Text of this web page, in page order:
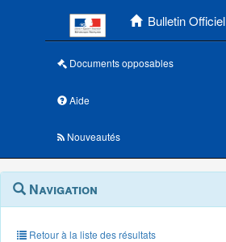
Bulletin Officiel
Documents opposables
Aide
Nouveautés
Navigation
outils
annexes
Menu
contextuel
Navigation
Retour à la liste des résultats